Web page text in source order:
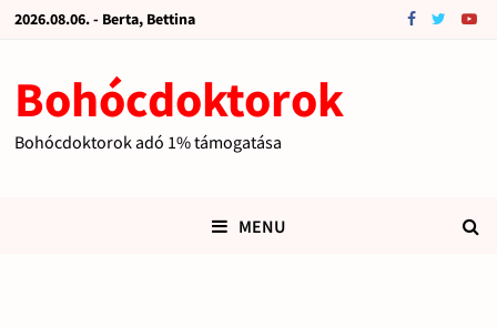
2026.08.06. - Berta, Bettina
Bohócdoktorok
Bohócdoktorok adó 1% támogatása
MENU